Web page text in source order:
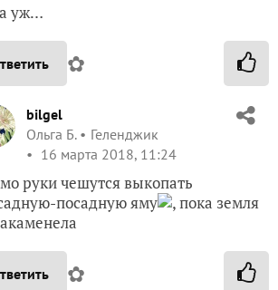
уж…
✿
bilgel
Ольга Б.
Геленджик
16 марта 2018, 11:24
руки чешутся выкопать
посадную яму
, пока земля
✿